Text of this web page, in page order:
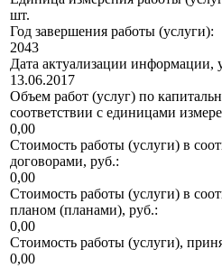
шт.
Год завершения работы (услуги):
2043
Дата актуализации информации,
13.06.2017
Объем работ (услуг) по
соответствии с единицами
0,00
Стоимость работы (услуги) в
договорами, руб.:
0,00
Стоимость работы (услуги) в
планом (планами), руб.:
0,00
Стоимость работы (услуги),
0,00